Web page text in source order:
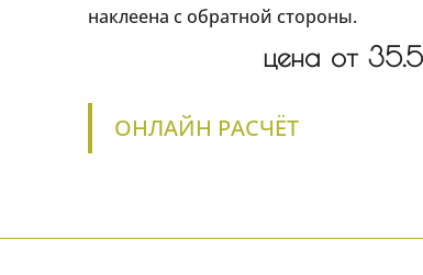
наклеена с обратной стороны.
цена от
ОНЛАЙН РАСЧЁТ